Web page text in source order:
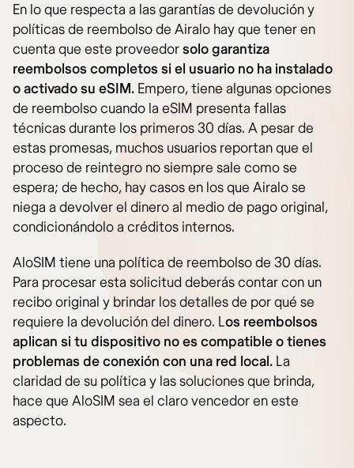
En lo que respecta a las garantías de devolución y
políticas de reembolso de Airalo hay que tener en
cuenta que este proveedorsolo garantiza
reembolsos completos si el usuario no ha instalado
o activado su eSIM. Empero, tiene algunas opciones
de reembolso cuando la eSIM presenta fallas
técnicas durante los primeros 30 días. A pesar de
estas promesas, muchos usuarios reportan que el
proceso de reintegro no siempre sale como se
espera; de hecho, hay casos en los que Airalo se
niega a devolver el dinero al medio de pago original,
condicionándolo a créditos internos.
AloSIM tiene una política de reembolso de 30 días.
Para procesar esta solicitud deberás contar con un
recibo original y brindar los detalles de por qué se
requiere la devolución del dinero. Los reembolsos
aplican si tu dispositivo no es compatible o tienes
problemas de conexión con una red local. La
claridad de su política y las soluciones que brinda,
hace que AloSIM sea el claro vencedor en este
aspecto.